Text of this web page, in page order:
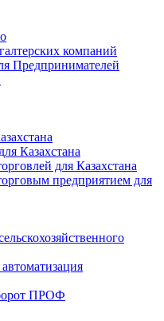
компаний
Предпринимателей
Казахстана
для Казахстана
предприятием для
ПРОФ